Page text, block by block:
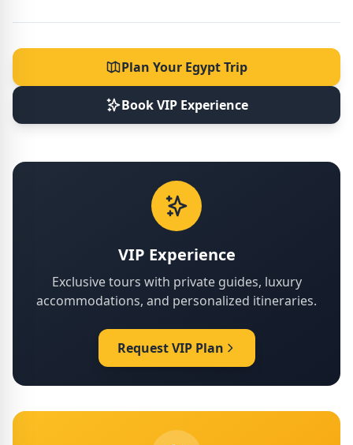
Plan Your Egypt Trip
Book VIP Experience
VIP Experience
Exclusive tours with private guides, luxury
accommodations, and personalized itineraries.
Request VIP Plan